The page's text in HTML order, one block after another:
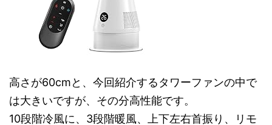
高さが60cmと、今回紹介するタワーファンの中で
は大きいですが、その分高性能です。
10段階冷風に、3段階暖風、上下左右首振り、リモ